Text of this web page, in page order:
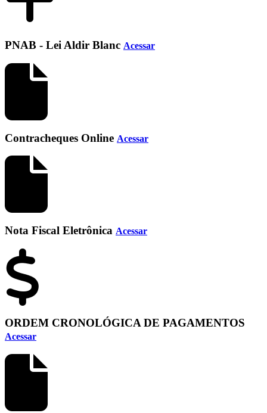
PNAB - Lei Aldir Blanc Acessar
Contracheques Online Acessar
Nota Fiscal Eletrônica Acessar
ORDEM CRONOLÓGICA DE PAGAMENTOS
Acessar